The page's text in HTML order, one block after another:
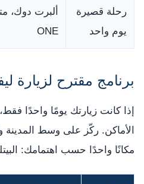
رحلة قصيرة
يوم واحد
ONE
برنامج مقترح لزيارة
إذا كانت زيارتك يومًا واحدًا
الأماكن. ركّز على وسط المدينة
مكانًا واحدًا حسب اهتمامك: